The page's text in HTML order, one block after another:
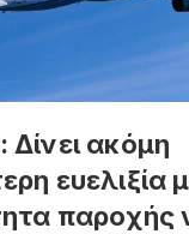
Δίνει ακόμη
ευελιξία
παροχής